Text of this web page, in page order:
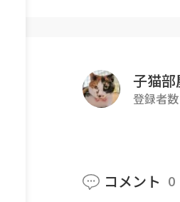
Instagram :
みゃうのぶろ
子猫
登録者
コメント 0